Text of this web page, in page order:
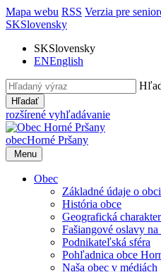
Mapa webu RSS Verzia pre
SKSlovensky
SKSlovensky
ENEnglish
Hľadať
rozšírené vyhľadávanie
obecHorné Pršany
Menu
Obec
Základné údaje o obci
História obce
Geografická
Fašiangové oslavy
Podnikateľská sféra
Pohľadnica obce
Naša obec v médiách